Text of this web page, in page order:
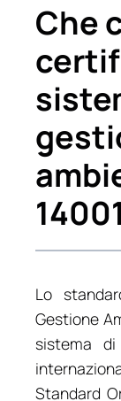
Che
Lo
Gestione
sistema
Standard